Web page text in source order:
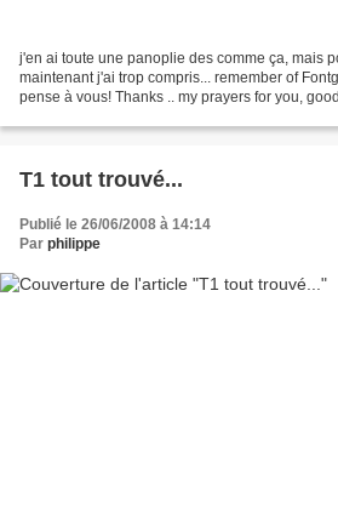
j'en ai toute une panoplie des comme ça, mais
maintenant j'ai trop compris... remember of
pense à vous! Thanks .. my prayers for you,
T1 tout trouvé...
Publié le 26/06/2008 à 14:14
Par philippe